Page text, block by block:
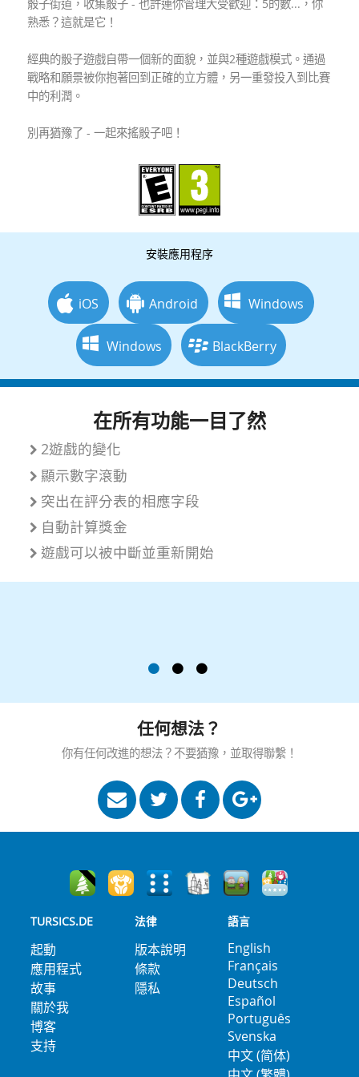
骰子街道，收集骰子 - 也許連你管理大受歡迎：5的數...，你
熟悉？這就是它！
經典的骰子遊戲自帶一個新的面貌，並與2種遊戲模式。通過
戰略和願景被你抱著回到正確的立方體，另一重發投入到比賽
中的利潤。
別再猶豫了 - 一起來搖骰子吧！
安裝應用程序
iOS Android Windows
Windows BlackBerry
在所有功能一目了然
2遊戲的變化
顯示數字滾動
突出在評分表的相應字段
自動計算獎金
遊戲可以被中斷並重新開始
任何想法？
你有任何改進的想法？不要猶豫，並取得聯繫！
TURSICS.DE
起動
應用程式
故事
關於我
博客
支持
法律
版本說明
條款
隱私
語言
English
Français
Deutsch
Español
Português
Svenska
中文 (简体)